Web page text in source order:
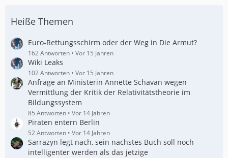
Heiße Themen
Euro-Rettungsschirm oder der Weg in Die Armut?
162 Antworten Vor 15 Jahren
Wiki Leaks
102 Antworten Vor 15 Jahren
Anfrage an Ministerin Annette Schavan wegen
Vermittlung der Kritik der Relativitätstheorie im
Bildungssystem
85 Antworten Vor 14 Jahren
Piraten entern Berlin
52 Antworten Vor 14 Jahren
Sarrazyn legt nach, sein nächstes Buch soll noch
intelligenter werden als das jetzige